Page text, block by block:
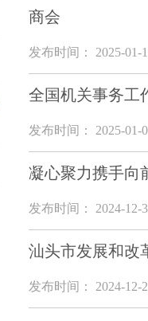
商会
发布时间： 2025-01-
全国机关事务工
发布时间： 2025-01-
凝心聚力携手向
发布时间： 2024-12-
汕头市发展和改
发布时间： 2024-12-